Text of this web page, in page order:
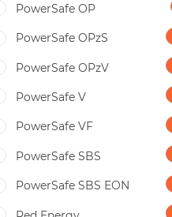
PowerSafe OP
PowerSafe OPzS
PowerSafe OPzV
PowerSafe V
PowerSafe VF
PоwerSafe SBS
PоwerSafe SBS EON